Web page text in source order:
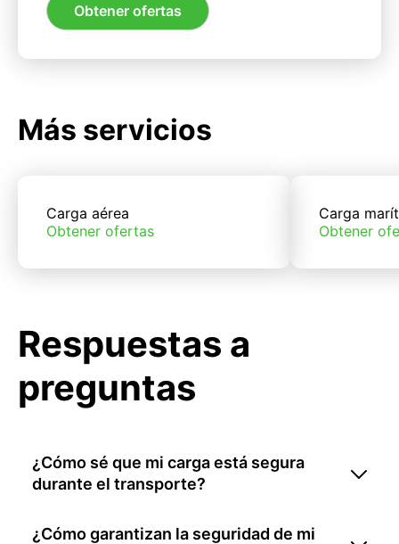
Obtener ofertas
Más servicios
Carga aérea
Obtener ofertas
Carga
Obtener
Respuestas a
preguntas
¿Cómo sé que mi carga está segura
durante el transporte?
¿Cómo garantizan la seguridad de mi